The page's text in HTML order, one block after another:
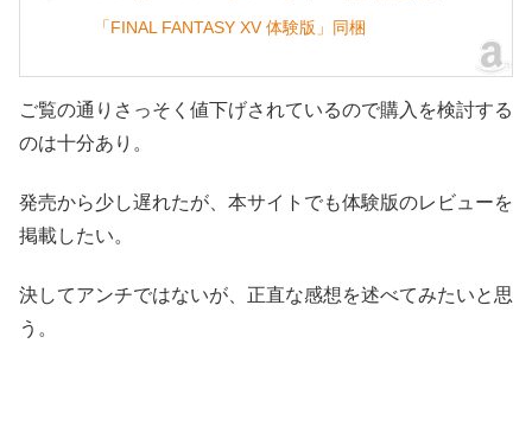
「FINAL FANTASY XV 体験版」同梱
ご覧の通りさっそく値下げされているので購入を検討する
のは十分あり。
発売から少し遅れたが、本サイトでも体験版のレビューを
掲載したい。
決してアンチではないが、正直な感想を述べてみたいと思
う。